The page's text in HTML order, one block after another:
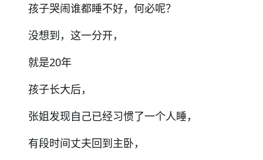
孩子哭闹谁都睡不好，何必呢？
没想到，这一分开，
就是20年
孩子长大后，
张姐发现自己已经习惯了一个人睡，
有段时间丈夫回到主卧，